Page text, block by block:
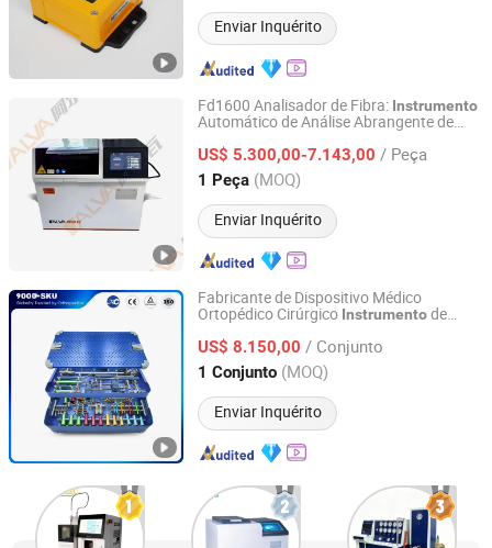
Enviar Inquérito
Fd1600 Analisador de Fibra: Instrumento
Automático de Análise Abrangente de
Incluindo Fibra Bruta (FB), Fibra de
Detergente Ácido (FDA)
US$ 5.300,00-7.143,00 / Peça
1 Peça (MOQ)
Enviar Inquérito
Jinan Alva Instrument Co., Ltd.
Shandong, China Desde 2024
Fabricante de Dispositivo Médico
Ortopédico Cirúrgico Instrumentode
US$ 8.150,00 / Conjunto
1 Conjunto (MOQ)
Enviar Inquérito
Changzhou XC Medico Technology Co., Ltd.
Jiangsu, China Desde 2021